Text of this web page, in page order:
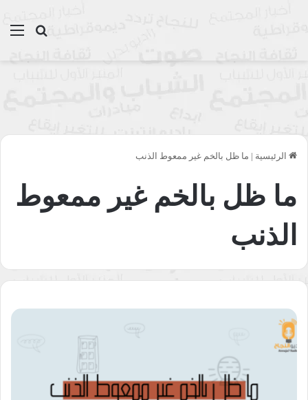
بحث
الرئيسية | ما ظل بالخم غير ممعوط الذنب
ما ظل بالخم غير ممعوط
الذنب